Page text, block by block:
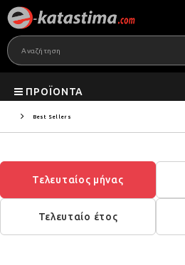
ΠΡΟΪΌΝΤΑ
Best Sellers
Τελευταίος μήνας
Τελευταίο έτος